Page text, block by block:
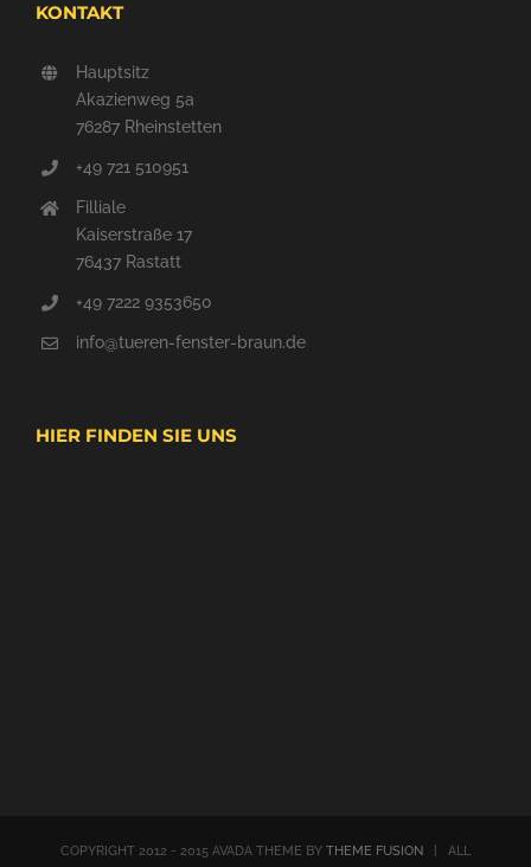
KONTAKT
Hauptsitz
Akazienweg 5a
76287 Rheinstetten
+49 721 510951
Filliale
Kaiserstraße 17
76437 Rastatt
+49 7222 9353650
info@tueren-fenster-braun.de
HIER FINDEN SIE UNS
COPYRIGHT 2012 - 2015 AVADA THEME BY THEME FUSION | ALL